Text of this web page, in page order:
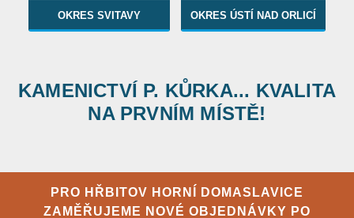
OKRES SVITAVY OKRES ÚSTÍ NAD ORLICÍ
KAMENICTVÍ P. KŮRKA... KVALITA
NA PRVNÍM MÍSTĚ!
PRO HŘBITOV HORNÍ DOMASLAVICE
ZAMĚŘUJEME NOVÉ OBJEDNÁVKY PO